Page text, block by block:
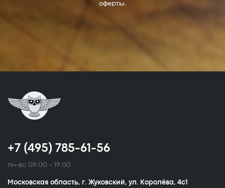
оферты.
+7 (495) 785-61-56
пн-вс 09.00 - 19.00
Московская область, г. Жуковский, ул. Королёва, 4с1